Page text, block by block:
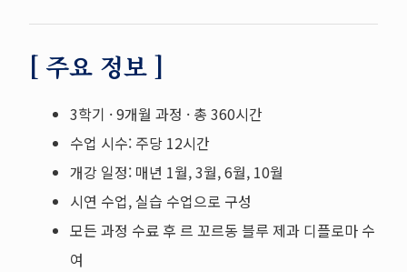
[ 주요 정보 ]
3학기 · 9개월 과정 · 총 360시간
수업 시수: 주당 12시간
개강 일정: 매년 1월, 3월, 6월, 10월
시연 수업, 실습 수업으로 구성
모든 과정 수료 후 르 꼬르동 블루 제과 디플로마 수
여